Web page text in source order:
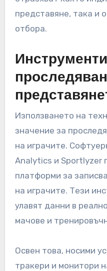
представяне, така и
отбора.
Използването на
значение за
на играчите.
Analytics и Sportlyzer
платформи за
на играчите. Тези
улавят данни в
мачове и
Освен това, носими
тракери и монитори